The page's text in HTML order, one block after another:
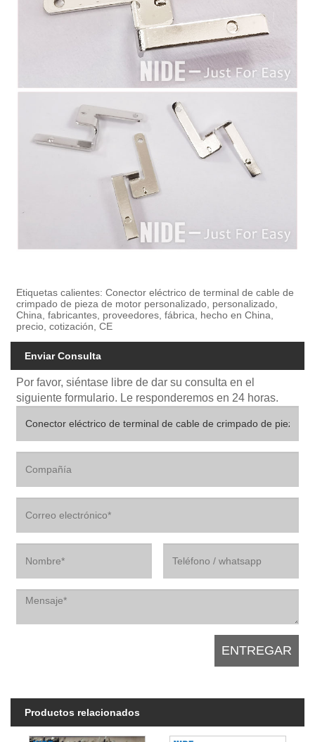
Etiquetas calientes: Conector eléctrico de terminal de cable de
crimpado de pieza de motor personalizado, personalizado,
China, fabricantes, proveedores, fábrica, hecho en China,
precio, cotización, CE
Enviar Consulta
Por favor, siéntase libre de dar su consulta en el
siguiente formulario. Le responderemos en 24 horas.
Productos relacionados